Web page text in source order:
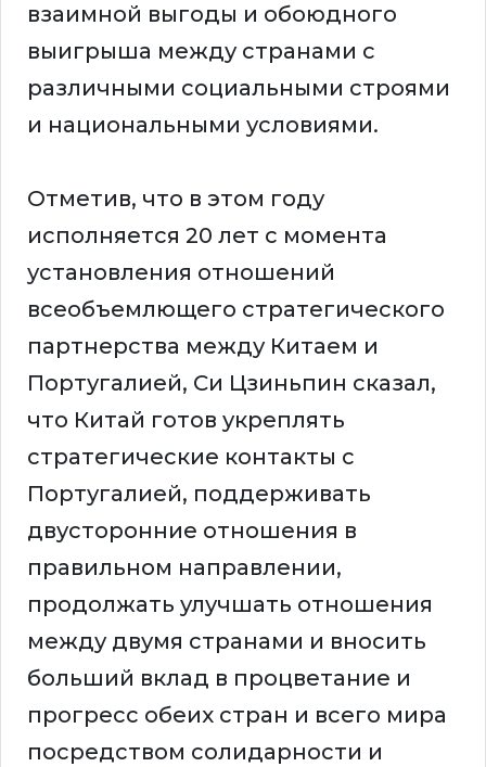
взаимной выгоды и обоюдного
выигрыша между странами с
различными социальными строями
и национальными условиями.
Отметив, что в этом году
исполняется 20 лет с момента
установления отношений
всеобъемлющего стратегического
партнерства между Китаем и
Португалией, Си Цзиньпин сказал,
что Китай готов укреплять
стратегические контакты с
Португалией, поддерживать
двусторонние отношения в
правильном направлении,
продолжать улучшать отношения
между двумя странами и вносить
больший вклад в процветание и
прогресс обеих стран и всего мира
посредством солидарности и